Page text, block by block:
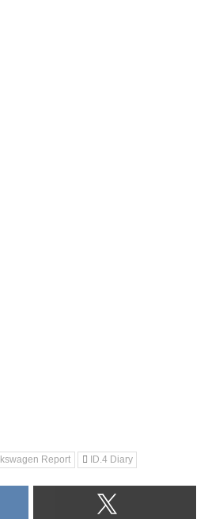
Report ID.4 Diary